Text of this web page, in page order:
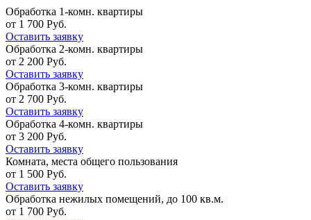
Обработка 1-комн. квартиры
от 1 700 Руб.
Оставить заявку
Обработка 2-комн. квартиры
от 2 200 Руб.
Оставить заявку
Обработка 3-комн. квартиры
от 2 700 Руб.
Оставить заявку
Обработка 4-комн. квартиры
от 3 200 Руб.
Оставить заявку
Комната, места общего пользования
от 1 500 Руб.
Оставить заявку
Обработка нежилых помещений, до 100 кв.м.
от 1 700 Руб.